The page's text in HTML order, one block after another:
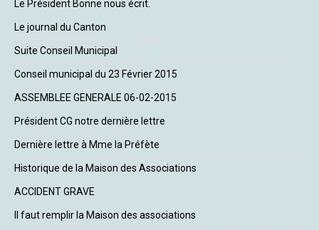
Le Président Bonne nous écrit.
Le journal du Canton
Suite Conseil Municipal
Conseil municipal du 23 Février 2015
ASSEMBLEE GENERALE 06-02-2015
Président CG notre dernière lettre
Dernière lettre à Mme la Préfète
Historique de la Maison des Associations
ACCIDENT GRAVE
Il faut remplir la Maison des associations